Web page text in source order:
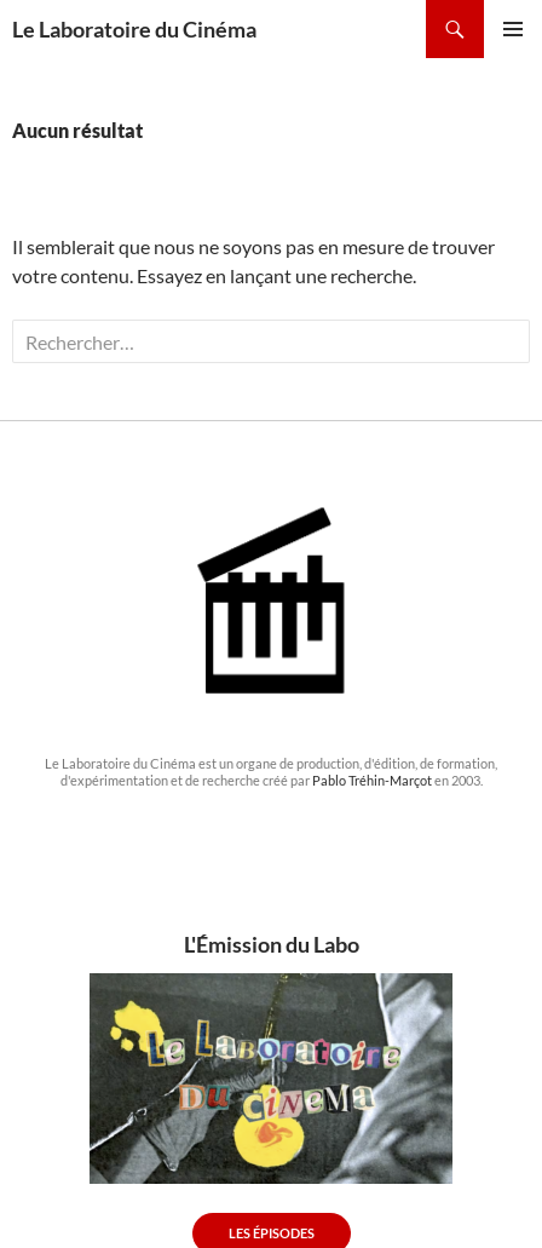
principal
Le Laboratoire du Cinéma
Aucun résultat
Il semblerait que nous ne soyons pas en mesure de trouver
votre contenu. Essayez en lançant une recherche.
Le Laboratoire du Cinéma est un organe de production, d'édition, de formation,
d'expérimentation et de recherche créé par Pablo Tréhin-Marçoten 2003.
L'Émission du Labo
LES ÉPISODES